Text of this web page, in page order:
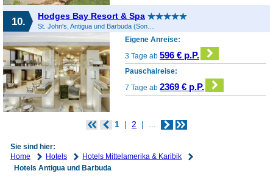
10. Hodges Bay Resort & Spa
St. John's, Antigua und Barbuda (Sonstiges), Antigua und Barbuda
Eigene Anreise:
3 Tage ab596 € p.P.
Pauschalreise:
7 Tage ab2369 € p.P.
1 2 ...
Sie sind hier:
Home
Hotels
Hotels Mittelamerika & Karibik
Hotels Antigua und Barbuda